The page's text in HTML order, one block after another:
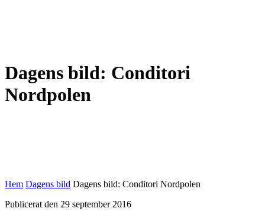
Dagens bild: Conditori
Nordpolen
Hem Dagens bild Dagens bild: Conditori Nordpolen
Publicerat den 29 september 2016